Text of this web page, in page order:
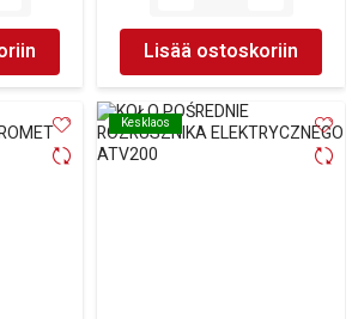
Lisää ostoskoriin
Kesklaos
Kesklaos